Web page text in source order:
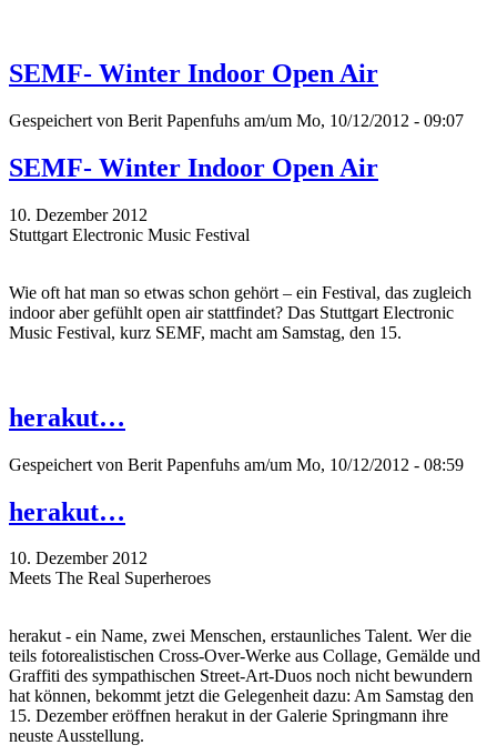
SEMF- Winter Indoor Open Air
Gespeichert von Berit Papenfuhs am/um Mo, 10/12/2012 - 09:07
SEMF- Winter Indoor Open Air
10. Dezember 2012
Stuttgart Electronic Music Festival
Wie oft hat man so etwas schon gehört – ein Festival, das zugleich
indoor aber gefühlt open air stattfindet? Das Stuttgart Electronic
Music Festival, kurz SEMF, macht am Samstag, den 15.
herakut…
Gespeichert von Berit Papenfuhs am/um Mo, 10/12/2012 - 08:59
herakut…
10. Dezember 2012
Meets The Real Superheroes
herakut - ein Name, zwei Menschen, erstaunliches Talent. Wer die
teils fotorealistischen Cross-Over-Werke aus Collage, Gemälde und
Graffiti des sympathischen Street-Art-Duos noch nicht bewundern
hat können, bekommt jetzt die Gelegenheit dazu: Am Samstag den
15. Dezember eröffnen herakut in der Galerie Springmann ihre
neuste Ausstellung.